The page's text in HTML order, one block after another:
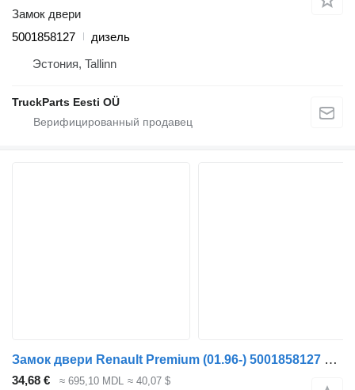
Замок двери
5001858127
дизель
Эстония, Tallinn
TruckParts Eesti OÜ
Замок двери Renault Premium (01.96-) 5001858127 для тягача Renault Premium, Premium 2 (1996-2014)
34,68 € ≈ 695,10 MDL ≈ 40,07 $